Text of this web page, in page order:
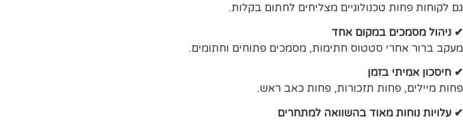
גם לקוחות פחות טכנולוגיים מצליחים לחתום בקלות.
✔ ניהול מסמכים במקום אחד
מעקב ברור אחרי סטטוס חתימות, מסמכים פתוחים וחתומים.
✔ חיסכון אמיתי בזמן
פחות מיילים, פחות תזכורות, פחות כאב ראש.
✔ עלויות נוחות מאוד בהשוואה למתחרים